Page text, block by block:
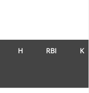
H RBI K